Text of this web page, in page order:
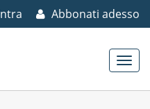
Abbonati adesso